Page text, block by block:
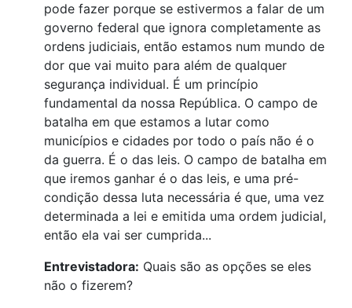
pode fazer porque se estivermos a falar de um
governo federal que ignora completamente as
ordens judiciais, então estamos num mundo de
dor que vai muito para além de qualquer
segurança individual. É um princípio
fundamental da nossa República. O campo de
batalha em que estamos a lutar como
municípios e cidades por todo o país não é o
da guerra. É o das leis. O campo de batalha em
que iremos ganhar é o das leis, e uma pré-
condição dessa luta necessária é que, uma vez
determinada a lei e emitida uma ordem judicial,
então ela vai ser cumprida...
Entrevistadora: Quais são as opções se eles
não o fizerem?